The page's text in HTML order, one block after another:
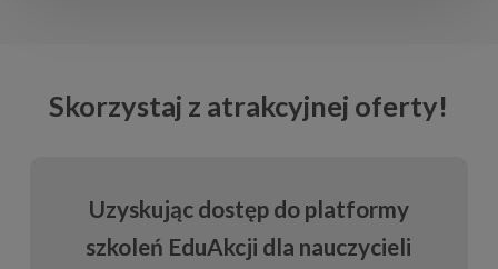
Skorzystaj z atrakcyjnej oferty!
Uzyskując dostęp do platformy
szkoleń EduAkcji dla nauczycieli